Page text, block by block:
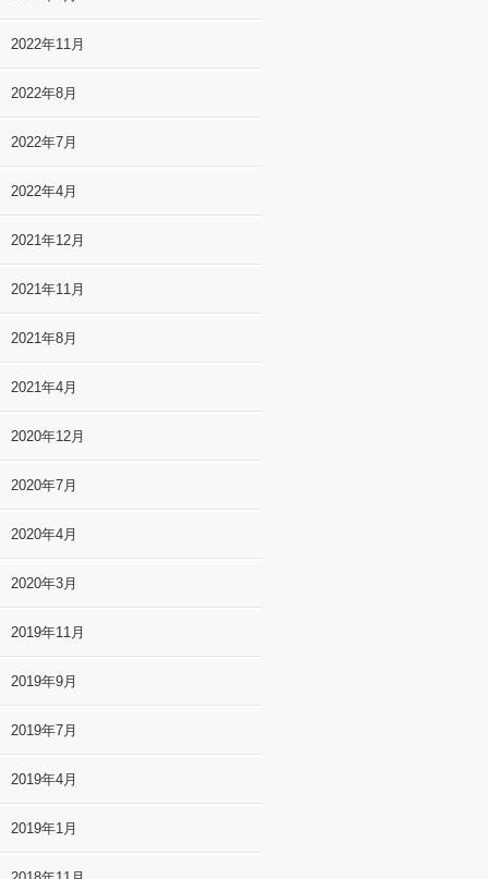
2022年11月
2022年8月
2022年7月
2022年4月
2021年12月
2021年11月
2021年8月
2021年4月
2020年12月
2020年7月
2020年4月
2020年3月
2019年11月
2019年9月
2019年7月
2019年4月
2019年1月